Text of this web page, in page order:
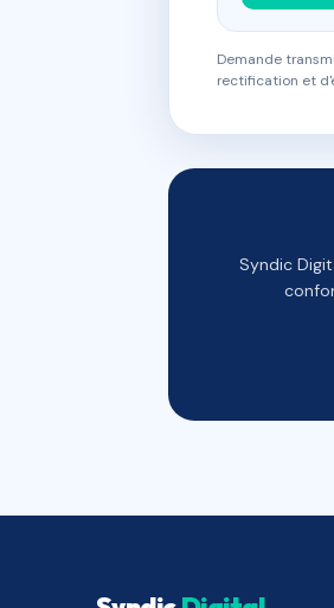
Demande
rectification et
Syndic